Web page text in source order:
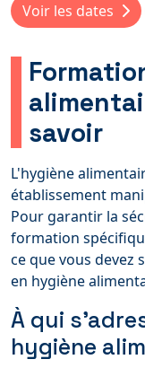
Voir les dates
savoir
L'hygiène
établissement
Pour garantir la
formation
ce que vous
en hygiène
À qui
hygiène